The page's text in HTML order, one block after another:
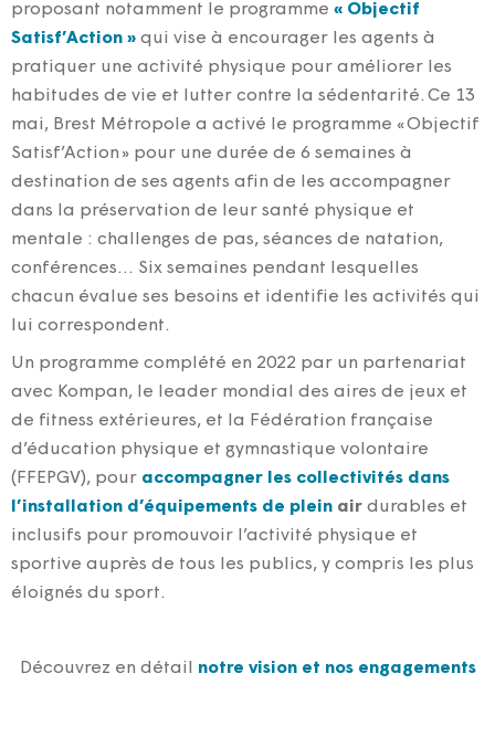
proposant notamment le programme « Objectif
Satisf’Action » qui vise à encourager les agents à
pratiquer une activité physique pour améliorer les
habitudes de vie et lutter contre la sédentarité. Ce 13
mai, Brest Métropole a activé le programme « Objectif
Satisf’Action » pour une durée de 6 semaines à
destination de ses agents afin de les accompagner
dans la préservation de leur santé physique et
mentale : challenges de pas, séances de natation,
conférences… Six semaines pendant lesquelles
chacun évalue ses besoins et identifie les activités qui
lui correspondent.
Un programme complété en 2022 par un partenariat
avec Kompan, le
leader mondial des aires de jeux et
de fitness extérieures, et la Fédération française
d’éducation physique et gymnastique volontaire
(FFEPGV), pour accompagner les collectivités dans
l’installation d’équipements de plein air durables et
inclusifs pour promouvoir l’activité physique et
sportive auprès de tous les publics, y compris les plus
éloignés du sport.
Découvrez en détail notre vision et nos engagements